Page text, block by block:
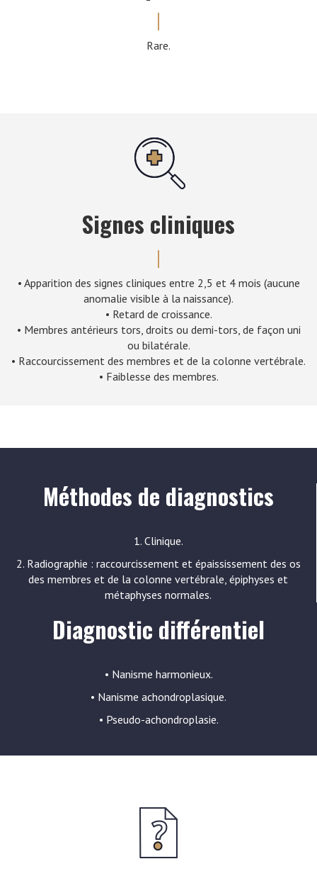
Rare.
Signes cliniques
• Apparition des signes cliniques entre 2,5 et 4 mois (aucune
anomalie visible à la naissance).
• Retard de croissance.
• Membres antérieurs tors, droits ou demi-tors, de façon uni
ou bilatérale.
• Raccourcissement des membres et de la colonne vertébrale.
• Faiblesse des membres.
Méthodes de diagnostics
1. Clinique.
2. Radiographie : raccourcissement et épaississement des os
des membres et de la colonne vertébrale, épiphyses et
métaphyses normales.
Diagnostic différentiel
• Nanisme harmonieux.
• Nanisme achondroplasique.
• Pseudo-achondroplasie.